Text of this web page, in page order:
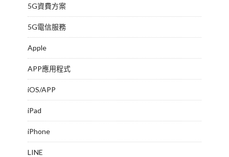
5G資費方案
5G電信服務
Apple
APP應用程式
iOS/APP
iPad
iPhone
LINE